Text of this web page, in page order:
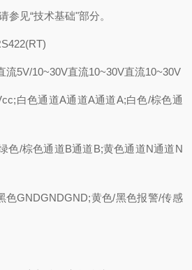
参见“技术基础"部分。
流5V/10~30V直流10~30V直流10~30V
白色通道A通道A通道A;白色/棕色通
色/棕色通道B通道B;黄色通道N通道N
色GNDGNDGND;黄色/黑色报警/传感